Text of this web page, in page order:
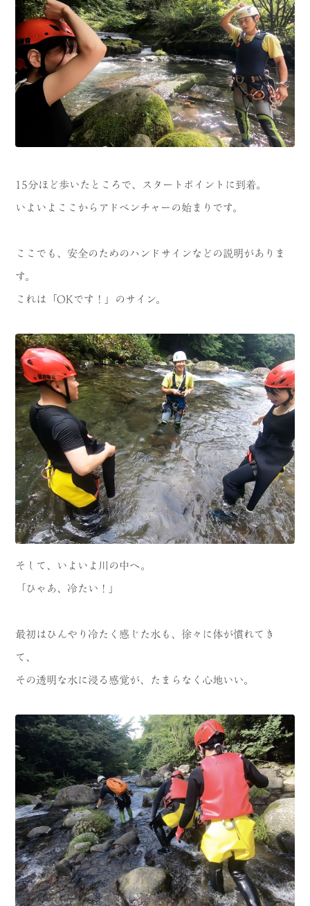
15分ほど歩いたところで、スタートポイントに到着。
いよいよここからアドベンチャーの始まりです。
ここでも、安全のためのハンドサインなどの説明がありま
す。
これは「OKです！」のサイン。
そして、いよいよ川の中へ。
「ひゃあ、冷たい！」
最初はひんやり冷たく感じた水も、徐々に体が慣れてき
て、
その透明な水に浸る感覚が、たまらなく心地いい。